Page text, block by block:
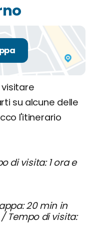
visitare
su alcune delle
l'itinerario
di visita: 1 ora e
20 min in
Tempo di visita: